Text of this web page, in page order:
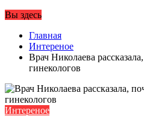
Вы здесь
Главная
Интереное
Врач Николаева
гинекологов
Интереное